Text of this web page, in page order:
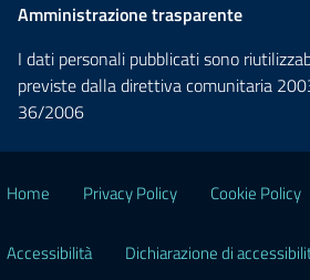
Amministrazione trasparente
I dati personali pubblicati sono
previste dalla direttiva comunitaria
36/2006
Home Privacy Policy Cookie Policy
Accessibilità Dichiarazione di